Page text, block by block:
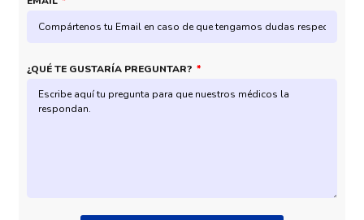
¿QUÉ TE GUSTARÍA PREGUNTAR?